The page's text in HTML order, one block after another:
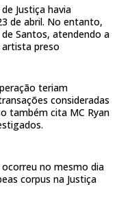
Justiça havia
de abril. No entanto,
Santos, atendendo a
artista preso
teriam
consideradas
também cita MC Ryan
no mesmo dia
corpus na Justiça